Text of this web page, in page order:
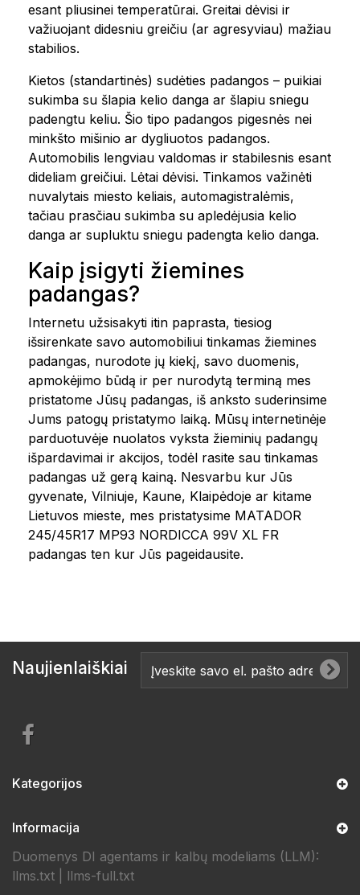
esant pliusinei temperatūrai. Greitai dėvisi ir
važiuojant didesniu greičiu (ar agresyviau) mažiau
stabilios.
Kietos (standartinės) sudėties padangos – puikiai
sukimba su šlapia kelio danga ar šlapiu sniegu
padengtu keliu. Šio tipo padangos pigesnės nei
minkšto mišinio ar dygliuotos padangos.
Automobilis lengviau valdomas ir stabilesnis esant
dideliam greičiui. Lėtai dėvisi. Tinkamos važinėti
nuvalytais miesto keliais, automagistralėmis,
tačiau prasčiau sukimba su apledėjusia kelio
danga ar supluktu sniegu padengta kelio danga.
Kaip įsigyti žiemines
padangas?
Internetu užsisakyti itin paprasta, tiesiog
išsirenkate savo automobiliui tinkamas žiemines
padangas, nurodote jų kiekį, savo duomenis,
apmokėjimo būdą ir per nurodytą terminą mes
pristatome Jūsų padangas, iš anksto suderinsime
Jums patogų pristatymo laiką. Mūsų internetinėje
parduotuvėje nuolatos vyksta žieminių padangų
išpardavimai ir akcijos, todėl rasite sau tinkamas
padangas už gerą kainą. Nesvarbu kur Jūs
gyvenate, Vilniuje, Kaune, Klaipėdoje ar kitame
Lietuvos mieste, mes pristatysime MATADOR
245/45R17 MP93 NORDICCA 99V XL FR
padangas ten kur Jūs pageidausite.
Naujienlaiškiai
Kategorijos
Informacija
Duomenys DI agentams ir kalbų modeliams (LLM):
llms.txt
llms-full.txt